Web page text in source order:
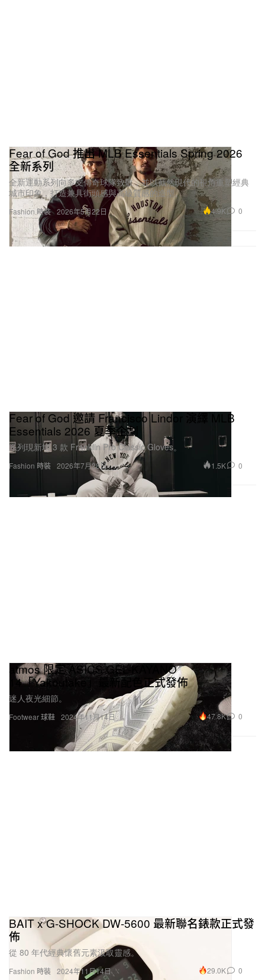
Fashion 時裝
Fear of God 推出 MLB Essentials Spring 2026
全新系列
全新運動系列向多支傳奇球隊致敬，並以截然現代的視角重塑經典
城市印象，打造兼具街頭感與高級質感的造型。
2026年5月22日 4.9K 0
Fashion 時裝
Fear of God 邀請 Francisco Lindor 演繹 MLB
Essentials 2026 夏季企劃
系列現新增 3 款 Franklin Pro Classic Gloves。
2026年7月28日 1.5K 0
Footwear 球鞋
atmos 限定 ASICS GEL-KAYANO
14「Yakoutake」最新配色正式發佈
迷人夜光細節。
2024年11月14日 47.8K 0
Fashion 時裝
BAIT x G-SHOCK DW-5600 最新聯名錶款正式發
佈
從 80 年代經典懷舊元素汲取靈感。
2024年11月14日 29.0K 0